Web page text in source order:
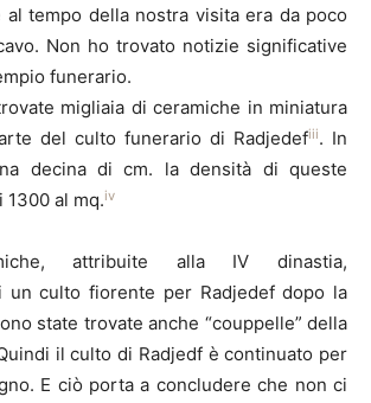
tempo della nostra visita era da poco
Non ho trovato notizie significative
funerario.
migliaia di ceramiche in miniatura
del culto funerario di Radjedefiii. In
decina di cm. la densità di queste
1300 al mq.iv
attribuite alla IV dinastia,
un culto fiorente per Radjedef dopo la
state trovate anche “couppelle” della
il culto di Radjedf è continuato per
E ciò porta a concludere che non ci